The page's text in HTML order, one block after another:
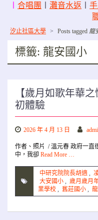
合唱團 灘音水返
汐止社區大學 > Posts tagged 龍
標籤: 龍安國小
【歲月如歌年華
初體驗
2026 年 4 月 13 日
作者、照片 / 溫元春 政府一直
中，我卻 Read More …
中研究院院長胡適 ,
大安國小 , 歲月歲月
業學校 , 舊莊國小 ,